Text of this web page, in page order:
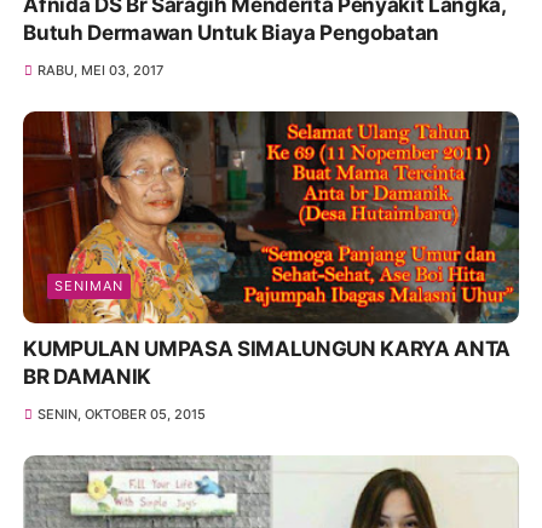
Afnida DS Br Saragih Menderita Penyakit Langka,
Butuh Dermawan Untuk Biaya Pengobatan
RABU, MEI 03, 2017
SENIMAN
KUMPULAN UMPASA SIMALUNGUN KARYA ANTA
BR DAMANIK
SENIN, OKTOBER 05, 2015